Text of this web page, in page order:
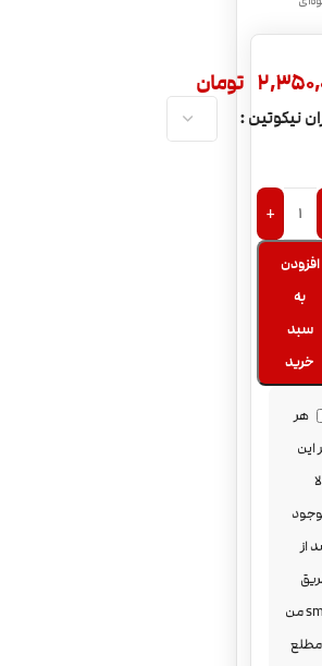
تومان
نیکوتین
+
افزودن
به
سبد
خرید
هر
این
از
sms من
مطلع